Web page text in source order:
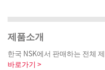
제품소개
한국 NSK에서 판매하는 전체
바로가기 >